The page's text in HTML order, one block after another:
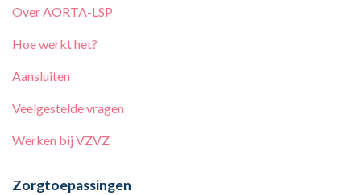
Over AORTA-LSP
Hoe werkt het?
Aansluiten
Veelgestelde vragen
Werken bij VZVZ
Zorgtoepassingen